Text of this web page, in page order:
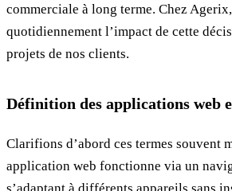
commerciale à long terme. Chez
quotidiennement l’impact de cette
projets de nos clients.
Définition des applications web
Clarifions d’abord ces termes souvent
application web fonctionne via un